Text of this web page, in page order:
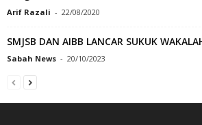
Arif Razali - 22/08/2020
SMJSB DAN AIBB LANCAR SUKUK
Sabah News - 20/10/2023